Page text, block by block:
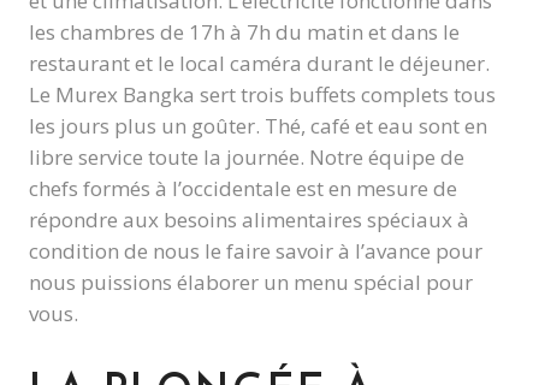
les chambres de 17h à 7h du matin et dans le
restaurant et le local caméra durant le déjeuner.
Le Murex Bangka sert trois buffets complets tous
les jours plus un goûter. Thé, café et eau sont en
libre service toute la journée. Notre équipe de
chefs formés à l’occidentale est en mesure de
répondre aux besoins alimentaires spéciaux à
condition de nous le faire savoir à l’avance pour
nous puissions élaborer un menu spécial pour
vous.